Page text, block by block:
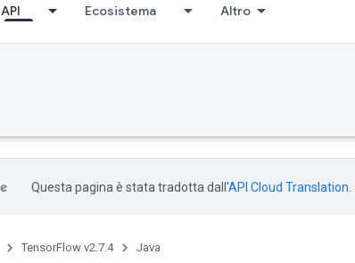
API Ecosistema Altro
Questa pagina è stata tradotta dall'API Cloud Translation
TensorFlow v2.7.4 Java